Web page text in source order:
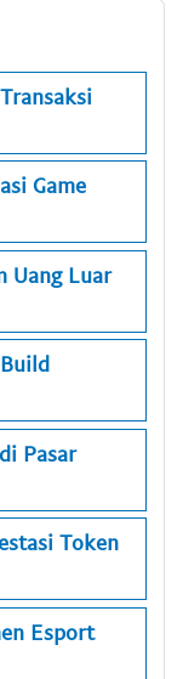
Game
Uang Luar
Pasar
Token
Esport